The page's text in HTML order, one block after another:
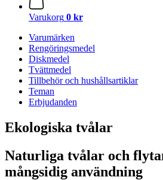
Varukorg 0 kr
Varumärken
Rengöringsmedel
Diskmedel
Tvättmedel
Tillbehör och hushållsartiklar
Teman
Erbjudanden
Ekologiska tvålar
Naturliga tvålar och
mångsidig användning